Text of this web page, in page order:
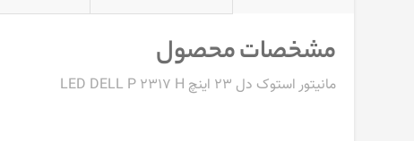
مشخصات محصول
مانیتور استوک دل 23 اینچ LED DELL P 2317 H